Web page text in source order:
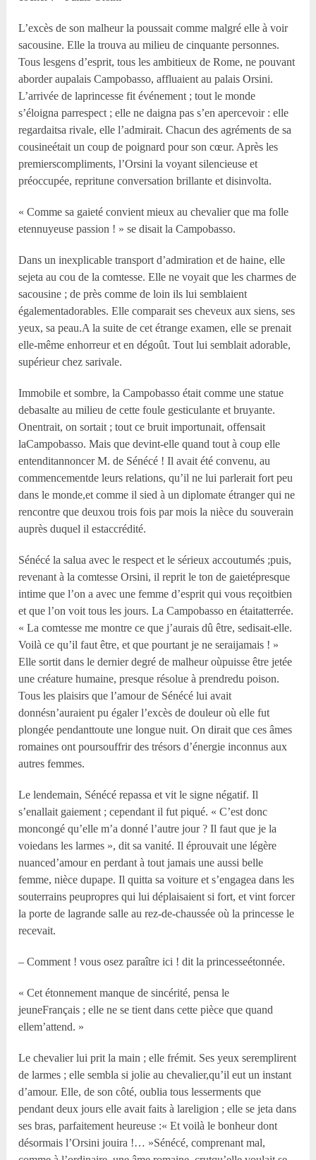
L’excès de son malheur la poussait comme malgré elle à voir
sacousine. Elle la trouva au milieu de cinquante personnes.
Tous lesgens d’esprit, tous les ambitieux de Rome, ne pouvant
aborder aupalais Campobasso, affluaient au palais Orsini.
L’arrivée de laprincesse fit événement ; tout le monde
s’éloigna parrespect ; elle ne daigna pas s’en apercevoir : elle
regardaitsa rivale, elle l’admirait. Chacun des agréments de sa
cousineétait un coup de poignard pour son cœur. Après les
premierscompliments, l’Orsini la voyant silencieuse et
préoccupée, repritune conversation brillante et disinvolta.
« Comme sa gaieté convient mieux au chevalier que ma folle
etennuyeuse passion ! » se disait la Campobasso.
Dans un inexplicable transport d’admiration et de haine, elle
sejeta au cou de la comtesse. Elle ne voyait que les charmes de
sacousine ; de près comme de loin ils lui semblaient
égalementadorables. Elle comparait ses cheveux aux siens, ses
yeux, sa peau.A la suite de cet étrange examen, elle se prenait
elle-même enhorreur et en dégoût. Tout lui semblait adorable,
supérieur chez sarivale.
Immobile et sombre, la Campobasso était comme une statue
debasalte au milieu de cette foule gesticulante et bruyante.
Onentrait, on sortait ; tout ce bruit importunait, offensait
laCampobasso. Mais que devint-elle quand tout à coup elle
entenditannoncer M. de Sénécé ! Il avait été convenu, au
commencementde leurs relations, qu’il ne lui parlerait fort peu
dans le monde,et comme il sied à un diplomate étranger qui ne
rencontre que deuxou trois fois par mois la nièce du souverain
auprès duquel il estaccrédité.
Sénécé la salua avec le respect et le sérieux accoutumés ;puis,
revenant à la comtesse Orsini, il reprit le ton de gaietépresque
intime que l’on a avec une femme d’esprit qui vous reçoitbien
et que l’on voit tous les jours. La Campobasso en étaitatterrée.
« La comtesse me montre ce que j’aurais dû être, sedisait-elle.
Voilà ce qu’il faut être, et que pourtant je ne seraijamais ! »
Elle sortit dans le dernier degré de malheur oùpuisse être jetée
une créature humaine, presque résolue à prendredu poison.
Tous les plaisirs que l’amour de Sénécé lui avait
donnésn’auraient pu égaler l’excès de douleur où elle fut
plongée pendanttoute une longue nuit. On dirait que ces âmes
romaines ont poursouffrir des trésors d’énergie inconnus aux
autres femmes.
Le lendemain, Sénécé repassa et vit le signe négatif. Il
s’enallait gaiement ; cependant il fut piqué. « C’est donc
moncongé qu’elle m’a donné l’autre jour ? Il faut que je la
voiedans les larmes », dit sa vanité. Il éprouvait une légère
nuanced’amour en perdant à tout jamais une aussi belle
femme, nièce dupape. Il quitta sa voiture et s’engagea dans les
souterrains peupropres qui lui déplaisaient si fort, et vint forcer
la porte de lagrande salle au rez-de-chaussée où la princesse le
recevait.
– Comment ! vous osez paraître ici ! dit la princesseétonnée.
« Cet étonnement manque de sincérité, pensa le
jeuneFrançais ; elle ne se tient dans cette pièce que quand
ellem’attend. »
Le chevalier lui prit la main ; elle frémit. Ses yeux seremplirent
de larmes ; elle sembla si jolie au chevalier,qu’il eut un instant
d’amour. Elle, de son côté, oublia tous lesserments que
pendant deux jours elle avait faits à lareligion ; elle se jeta dans
ses bras, parfaitement heureuse :« Et voilà le bonheur dont
désormais l’Orsini jouira !… »Sénécé, comprenant mal,